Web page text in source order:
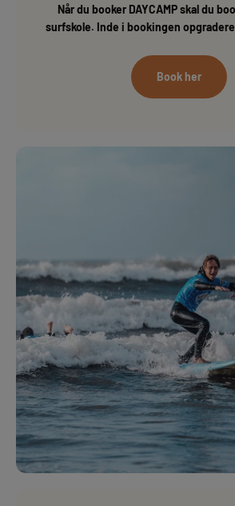
Når du booker DAYCAMP skal du
surfskole. Inde i bookingen opgradere
Book her